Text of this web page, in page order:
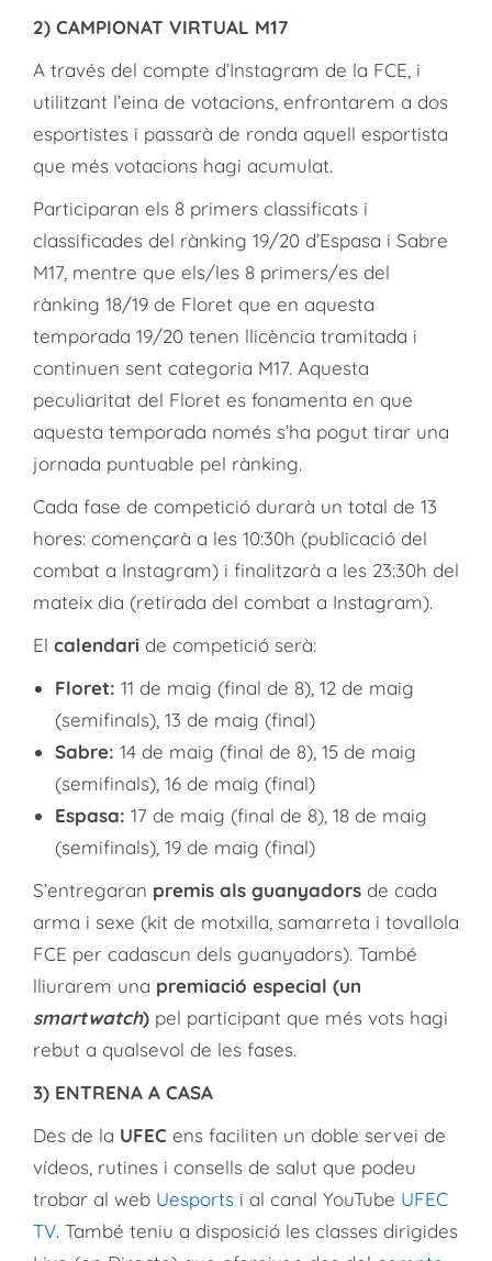
2) CAMPIONAT VIRTUAL M17
A través del compte d’Instagram de la FCE, i
utilitzant l’eina de votacions, enfrontarem a dos
esportistes i passarà de ronda aquell esportista
que més votacions hagi acumulat.
Participaran els 8 primers classificats i
classificades del rànking 19/20 d’Espasa i Sabre
M17, mentre que els/les 8 primers/es del
rànking 18/19 de Floret que en aquesta
temporada 19/20 tenen llicència tramitada i
continuen sent categoria M17. Aquesta
peculiaritat del Floret es fonamenta en que
aquesta temporada només s’ha pogut tirar una
jornada puntuable pel rànking.
Cada fase de competició durarà un total de 13
hores: començarà a les 10:30h (publicació del
combat a Instagram) i finalitzarà a les 23:30h del
mateix dia (retirada del combat a Instagram).
El calendari de competició serà:
Floret: 11 de maig (final de 8), 12 de maig
(semifinals), 13 de maig (final)
Sabre: 14 de maig (final de 8), 15 de maig
(semifinals), 16 de maig (final)
Espasa: 17 de maig (final de 8), 18 de maig
(semifinals), 19 de maig (final)
S’entregaran premis als guanyadors de cada
arma i sexe (kit de motxilla, samarreta i tovallola
FCE per cadascun dels guanyadors). També
lliurarem una premiació especial (un
smartwatch) pel participant que més vots hagi
rebut a qualsevol de les fases.
3) ENTRENA A CASA
Des de la UFEC ens faciliten un doble servei de
vídeos, rutines i consells de salut que podeu
trobar al web Uesports i al canal YouTube UFEC
TV. També teniu a disposició les classes dirigides